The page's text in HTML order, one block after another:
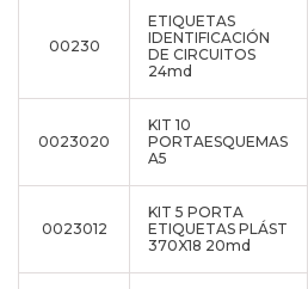
00230
ETIQUETAS
IDENTIFICACIÓN
DE CIRCUITOS
24md
0023020
KIT 10
PORTAESQUEMAS
A5
0023012
KIT 5 PORTA
ETIQUETAS PLÁST
370X18 20md